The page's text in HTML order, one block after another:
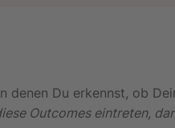
denen Du erkennst, ob
Outcomes eintreten,